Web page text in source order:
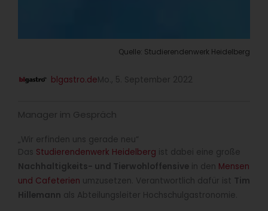
Quelle: Studierendenwerk Heidelberg
blgastro.deMo., 5. September 2022
Manager im Gespräch
„Wir erfinden uns gerade neu“
Das Studierendenwerk Heidelberg ist dabei eine große
Nachhaltigkeits- und Tierwohloffensive in den Mensen
und Cafeterien umzusetzen. Verantwortlich dafür ist Tim
Hillemann als Abteilungsleiter Hochschulgastronomie.